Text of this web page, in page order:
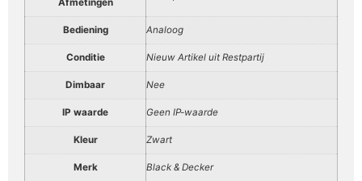
Bediening Analoog
Conditie Nieuw Artikel uit Restpartij
Dimbaar Nee
IP waarde Geen IP-waarde
Kleur Zwart
Merk Black & Decker